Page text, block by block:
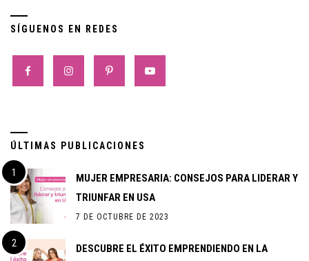
SÍGUENOS EN REDES
ÚLTIMAS PUBLICACIONES
MUJER EMPRESARIA: CONSEJOS PARA LIDERAR Y
TRIUNFAR EN USA
7 DE OCTUBRE DE 2023
DESCUBRE EL ÉXITO EMPRENDIENDO EN LA